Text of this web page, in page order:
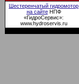
Шестеренчатый гидромотор
на сайтеНПФ
«ГидроСервис»:
www.hydroservis.ru